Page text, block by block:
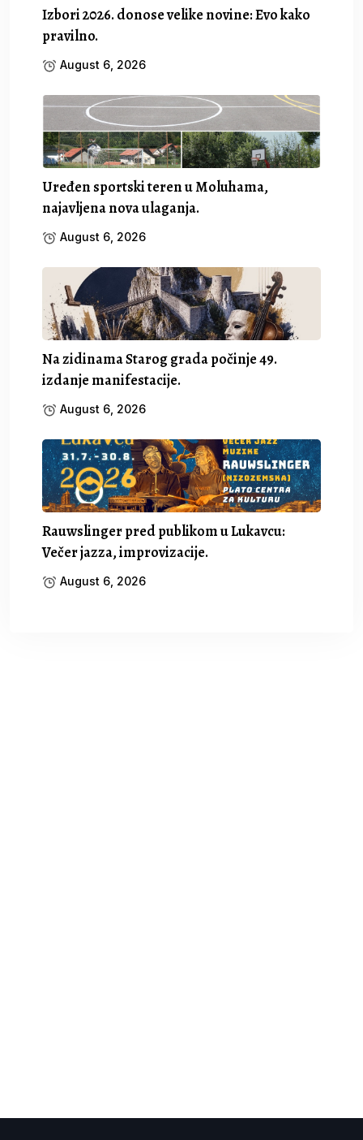
Izbori 2026. donose velike novine: Evo kako
pravilno.
August 6, 2026
Uređen sportski teren u Moluhama,
najavljena nova ulaganja.
August 6, 2026
Na zidinama Starog grada počinje 49.
izdanje manifestacije.
August 6, 2026
Rauwslinger pred publikom u Lukavcu:
Večer jazza, improvizacije.
August 6, 2026